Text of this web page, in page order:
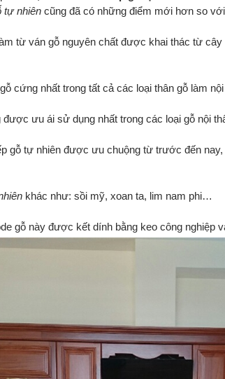
tự nhiên cũng đã có những điểm mới hơn so
từ ván gỗ nguyên chất được khai thác từ
cứng nhất trong tất cả các loại thân gỗ làm
ưu ái sử dụng nhất trong các loại gỗ nội
gỗ tự nhiên được ưu chuộng từ trước đến
khác như: sồi mỹ, xoan ta, lim nam phi…
gỗ này được kết dính bằng keo công nghiệp